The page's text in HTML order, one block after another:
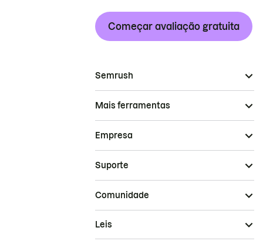
Começar avaliação gratuita
Semrush
Mais ferramentas
Empresa
Suporte
Comunidade
Leis